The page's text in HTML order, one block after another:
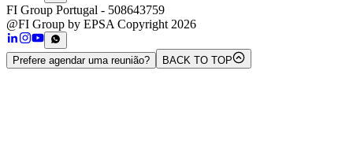
FI Group Portugal - 508643759
@FI Group by EPSA Copyright 2026
Prefere agendar uma reunião? BACK TO TOP